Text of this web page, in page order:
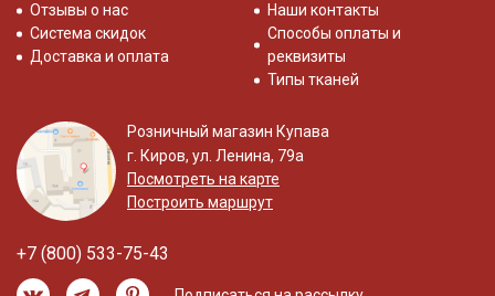
Отзывы о нас
Система скидок
Доставка и оплата
Наши контакты
Способы оплаты и
реквизиты
Типы тканей
Розничный магазин Купава
г. Киров, ул. Ленина, 79а
Посмотреть на карте
Построить маршрут
+7 (800) 533-75-43